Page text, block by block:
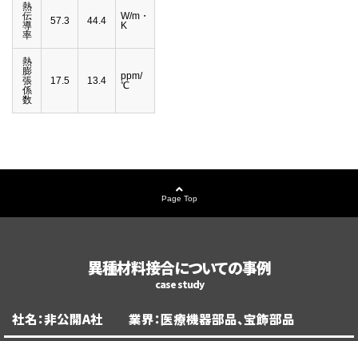
熱
伝
導
率
57.3 44.4
W/m・
K
熱
膨
張
係
数
17.5 13.4
ppm/
℃
Page Top
異種材料接合についての事例
社名：非公開A社 業界：医療機器部品、宝飾部品